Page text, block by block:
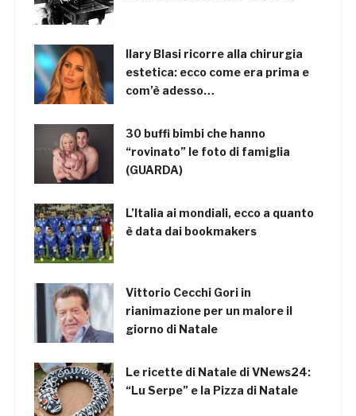
Ilary Blasi ricorre alla chirurgia
estetica: ecco come era prima e
com’è adesso…
30 buffi bimbi che hanno
“rovinato” le foto di famiglia
(GUARDA)
L’Italia ai mondiali, ecco a quanto
è data dai bookmakers
Vittorio Cecchi Gori in
rianimazione per un malore il
giorno di Natale
Le ricette di Natale di VNews24:
“Lu Serpe” e la Pizza di Natale